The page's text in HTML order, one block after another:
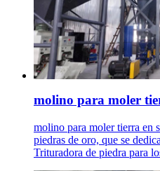
molino para moler
molino para moler tierra en
piedras de oro, que se
Trituradora de piedra para